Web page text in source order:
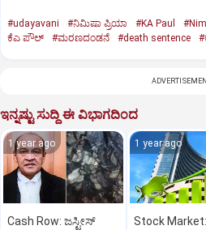
#udayavani #ನಿಮಿಷಾ ಪ್ರಿಯಾ #KA Paul
ಕೆಎ ಪೌಲ್
#ಮರಣದಂಡನೆ #death sentence
ಇನ್ನಷ್ಟು ಸುದ್ದಿ ಈ ವಿಭಾಗದಿಂದ
1 year ago
Cash Row: ಜಸ್ಟೀಸ್‌
1 year ago
Stock Market: